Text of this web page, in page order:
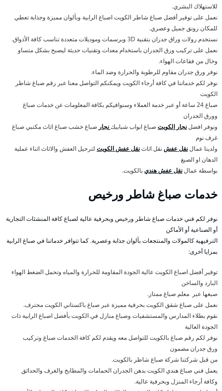
للاستهلاك البشري.
نعمل على توفير أفضل صباغ شاطر الكويت اصباغ الرابية وبألوان مميزة وجذابة تعطي
للمكان رونق جميل وعصري.
نستخدم رولات وراق جدران بتقنية 3D وبرسمات وموديلات متعددة تناسب كافة الأذواق.
نعمل على تركيب ورق الجدران باستخدام معدات وتقنيات حديثة ليصبح بشكل متساو
وخال من فقاعات الهواء.
نوفر ورق جدران مقاوم للرطوبة والحرارة وضد الماء.
نوفر لكم خدماتنا في كافة أرجاء الكويت ويمكنكم التواصل معنا عبر رقم صباغ شاطر
الكويت
صباغ 24 ساعة أو عبر خدمة العملاء وسنوافيكم بكافة المعلومات عن خدمات صباغ
وورق الجدران
ونوفر افضلنجار الكويتصباغ ابواب شبابيكنجار صباغ خشب صباغ اثاث مكتبي صباغ
غرف نوم
ولدينا عمالنقل عفشنقل اثاثنقل عفش الكويت لترحيل العفش والاثاث اثناء عملية
الدهان او الصبغ
بواسطة عمالنقل عفش هنديبالكويت.
خدمات صباغ شاطر ورخيص
نوفر لكم فني خدمات صباغ شاطر ورخيص وبحرفية عالية لصباغ كافة المنشئات التجارية
أو الصناعية أو الأماكن
الترفيهية كالمولات والمنتجعات بألوان جذابة وعصرية. كما تتوافر خدماتنا في صباغ الرابية
بمزايا أخرى:
توفير أفضل اصباغ الكويت عالية الجودة المقاومة للحرارة والمياه وتحمل الضغط الهواء
البارد والساخن
صبغها عبر معلم صباغ ممتاز.
نعمل على صباغ شقق الكويت بحرفية مميزة عبر صباغ باكستاني الكويت محترف.
نقوم بطلاء المدارس والمستشفيات وصباغ منازل في الكويت بأفضل اصباغ الرابية ذات
الجودة العالية
نوفر لكم رقم صباغ بالكويت للتواصل معه ويقدم لكم كافة الخدمات صباغ وتركيب
ورق جدران مضمون
من قبل شركتنا شركة صباغ شاطر بالكويت.
يعمل فني صباغ هندي الكويت بدهن الجدران الحمامات والمطابخ والغرف والحدائق
وكافة أرجاء المنزل وبحرفية عالية.